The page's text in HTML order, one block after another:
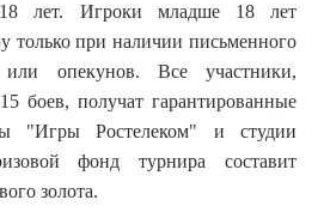
лет. Игроки младше 18 лет
только при наличии письменного
или опекунов. Все участники,
боев, получат гарантированные
"Игры Ростелеком" и студии
фонд турнира составит
золота.